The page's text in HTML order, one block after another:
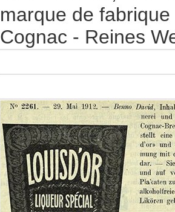
marque de
Cognac - Reines